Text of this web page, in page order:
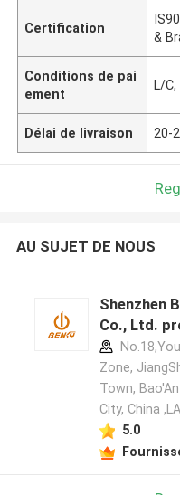
Certification
&
Conditions de pai
ement
L/C,
Délai de livraison 20-
AU SUJET DE NOUS
Shenzhen
Co., Ltd.
Zone,
Town,
City, China
5.0